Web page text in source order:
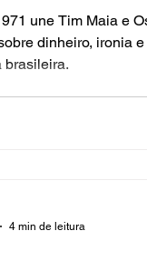
une Tim Maia e
dinheiro, ironia
brasileira.
4 min de leitura